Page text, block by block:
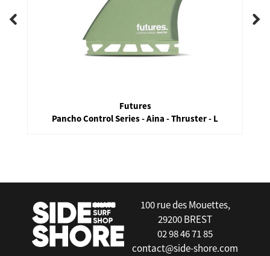
Futures
Pancho Control Series - Aina - Thruster - L
100 rue des Mouettes,
29200 BREST
02 98 46 71 85
contact@side-shore.com